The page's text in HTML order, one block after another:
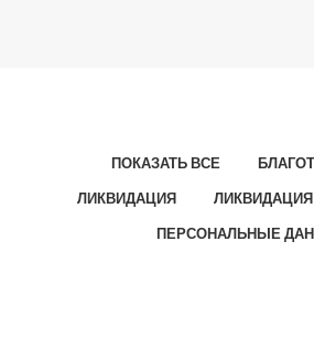
ПОКАЗАТЬ ВСЕ
ЛИКВИДАЦИЯ
ПЕРСОНАЛЬНЫЕ